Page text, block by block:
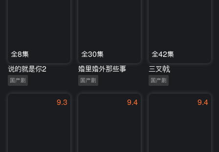
全8集
说的就是你2
国产剧
全30集
婚里婚外那些事
国产剧
全42集
三叉戟
国产剧
9.3 9.4 9.4